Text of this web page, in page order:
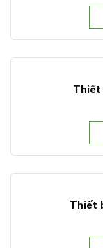
Thiết
Thiết